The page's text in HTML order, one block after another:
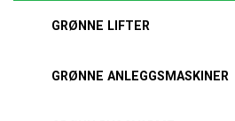
GRØNNE LIFTER
GRØNNE ANLEGGSMASKINER